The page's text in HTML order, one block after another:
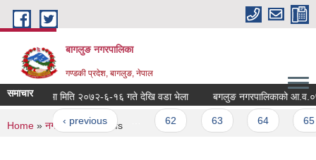
Skip to main content
बागलुङ नगरपालिका
गण्डकी प्रदेश, बागलुङ, नेपाल
समाचार मिति २०७२-६-१६ गते देखि वडा भेला बगलुङ नगरपालिकाको आ.व.०७१ -
‹ previous
You are here
Home » नगर परिचय» Staffs